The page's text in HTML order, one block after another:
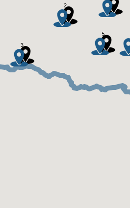
3
5
2